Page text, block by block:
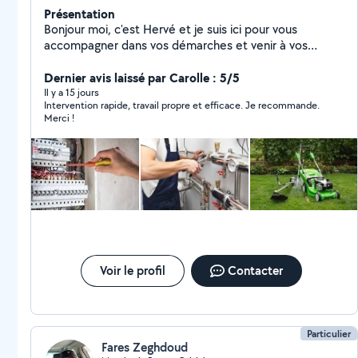
Présentation
Bonjour moi, c'est Hervé et je suis ici pour vous
accompagner dans vos démarches et venir à vos
également électricien de métier. Bien cordialement
aux plaisirs de faire des choses pour vous
Dernier avis laissé par Carolle : 5/5
Il y a 15 jours
Intervention rapide, travail propre et efficace. Je recommande.
Merci !
Voir le profil Contacter
Particulier
Fares Zeghdoud